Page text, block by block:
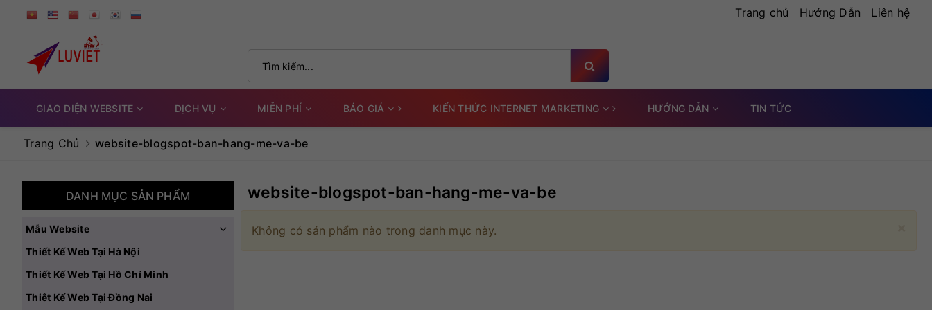
Trang chủ Hướng Dẫn Liên hệ
GIAO DIỆN WEBSITE DỊCH VỤ MIỄN PHÍ BÁO GIÁ KIẾN THỨC INTERNET MARKETING HƯỚNG DẪN TIN TỨC
Trang Chủ website-blogspot-ban-hang-me-va-be
website-blogspot-ban-hang-me-va-be
Không có sản phẩm nào trong danh mục này.
DANH MỤC SẢN PHẨM
Mẫu Website
Thiết Kế Web Tại Hà Nội
Thiết Kế Web Tại Hồ Chí Minh
Thiêt Kế Web Tại Đồng Nai